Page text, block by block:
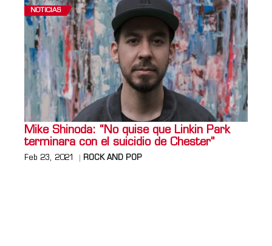
NOTICIAS
Mike Shinoda: “No quise que Linkin Park
terminara con el suicidio de Chester”
Feb 23, 2021 ROCK AND POP